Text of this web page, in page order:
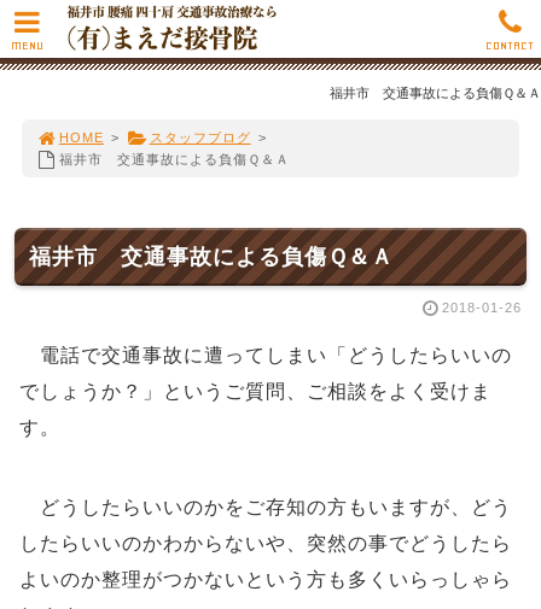
福井市 交通事故による負傷Ｑ＆Ａ
HOME > スタッフブログ >
福井市 交通事故による負傷Ｑ＆Ａ
福井市 交通事故による負傷Ｑ＆Ａ
2018-01-26
電話で交通事故に遭ってしまい「どうしたらいいの
でしょうか？」というご質問、ご相談をよく受けま
す。
どうしたらいいのかをご存知の方もいますが、どう
したらいいのかわからないや、突然の事でどうしたら
よいのか整理がつかないという方も多くいらっしゃら
MENU CONTACT